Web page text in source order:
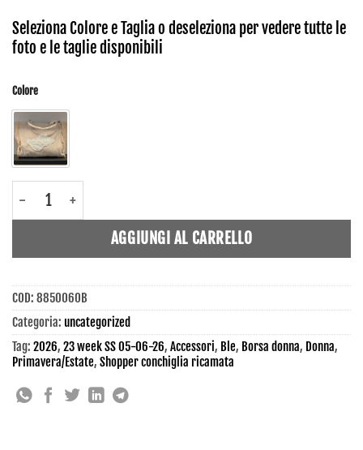
Seleziona Colore e Taglia o deseleziona per vedere tutte le
foto e le taglie disponibili
Colore
AGGIUNGI AL CARRELLO
COD: 8850060B
Categoria: uncategorized
Tag: 2026, 23 week SS 05-06-26, Accessori, Ble, Borsa donna, Donna,
Primavera/Estate, Shopper conchiglia ricamata